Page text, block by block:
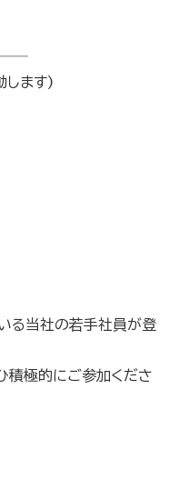
します)
る当社の若手社員が登
積極的にご参加くださ